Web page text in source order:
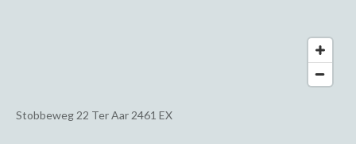
Stobbeweg 22 Ter Aar 2461 EX